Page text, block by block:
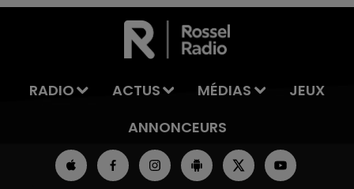
LA TEAM DE L'ÉTÉ
RADIO ACTUS MÉDIAS
JEUX
ANNONCEURS